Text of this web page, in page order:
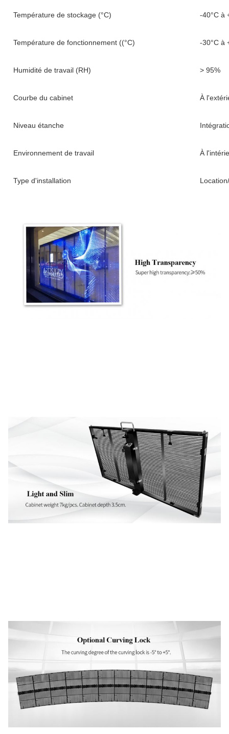
Température de stockage (°C) -40°C à
Température de fonctionnement ((°C) -30°C à
Humidité de travail (RH) > 95%
Courbe du cabinet À
Niveau étanche
Environnement de travail À
Type d'installation